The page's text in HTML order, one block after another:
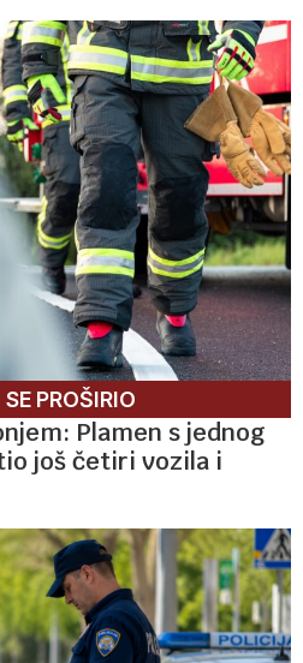
SE PROŠIRIO
Plamen s jednog
još četiri vozila i